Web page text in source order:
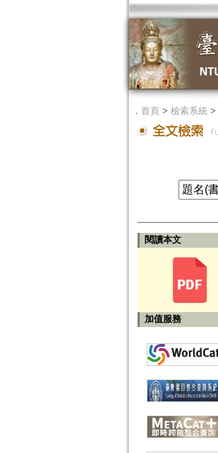
． 首頁> 檢索系統>
閱讀本文
加值服務